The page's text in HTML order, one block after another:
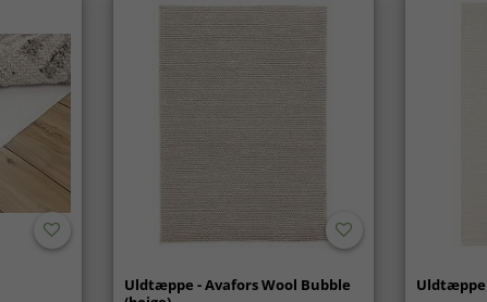
Uldtæppe - Avafors Wool Bubble
Uldtæppe